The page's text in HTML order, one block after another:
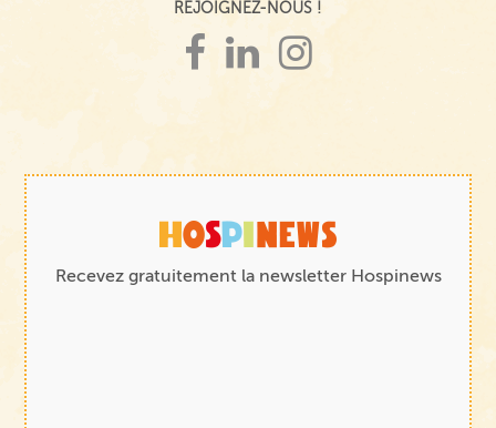
REJOIGNEZ-NOUS !
Recevez gratuitement la newsletter Hospinews